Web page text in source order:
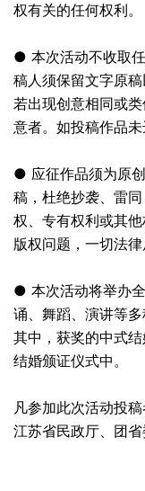
权有关的任何权利。
● 本次活动不收取
稿人须保留文字原
若出现创意相同或
意者。如投稿作品未
● 应征作品须为原
稿，杜绝抄袭、雷
权、专有权利或其
版权问题，一切法律
● 本次活动将举办
诵、舞蹈、演讲等
其中，获奖的中式
结婚颁证仪式中。
凡参加此次活动投
江苏省民政厅、团省